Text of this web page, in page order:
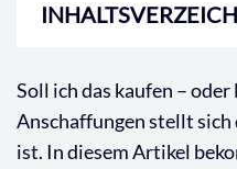
Soll ich das kaufen –
Anschaffungen stellt sich
ist. In diesem Artikel